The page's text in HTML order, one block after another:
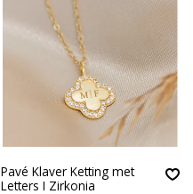
Pavé Klaver Ketting met
Letters I Zirkonia